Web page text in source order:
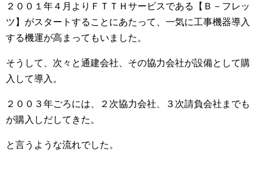
２００１年４月よりＦＴＴＨサービスである【Ｂ－フレッ
ツ】がスタートすることにあたって、一気に工事機器導入
する機運が高まってもいました。
そうして、次々と通建会社、その協力会社が設備として購
入して導入。
２００３年ごろには、２次協力会社、３次請負会社までも
が購入しだしてきた。
と言うような流れでした。